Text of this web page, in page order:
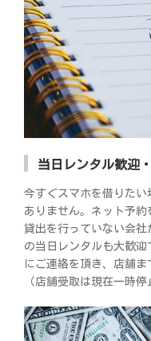
当日レンタル歓迎
今すぐスマホを借りたい
ありません。ネット予
貸出を行っていない会
の当日レンタルも大歓
にご連絡を頂き、店舗ま
（店舗受取は現在一時停